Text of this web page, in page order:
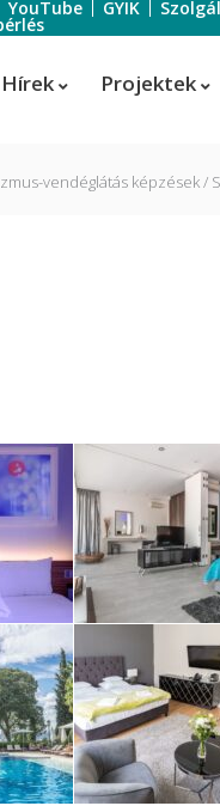
YouTube GYIK
(Idegenvezető)
Turisztikai
szervező)
Vállalkozási
Vállalkozási
Hírek Projektek
vendéglátás képzések